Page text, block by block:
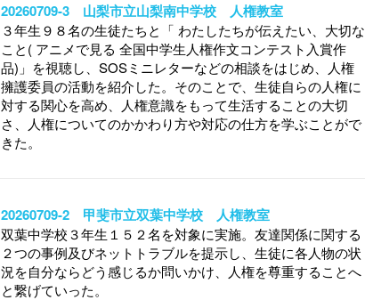
20260709-3 山梨市立山梨南中学校 人権教室
３年生９８名の生徒たちと「 わたしたちが伝えたい、大切な
こと( アニメで見る 全国中学生人権作文コンテスト入賞作
品)」を視聴し、SOSミニレターなどの相談をはじめ、人権
擁護委員の活動を紹介した。そのことで、生徒自らの人権に
対する関心を高め、人権意識をもって生活することの大切
さ、人権についてのかかわり方や対応の仕方を学ぶことがで
きた。
20260709-2 甲斐市立双葉中学校 人権教室
双葉中学校３年生１５２名を対象に実施。友達関係に関する
２つの事例及びネットトラブルを提示し、生徒に各人物の状
況を自分ならどう感じるか問いかけ、人権を尊重することへ
と繋げていった。